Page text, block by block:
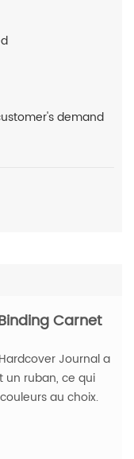
demand
Carnet
Journal a
un ruban, ce qui
au choix.